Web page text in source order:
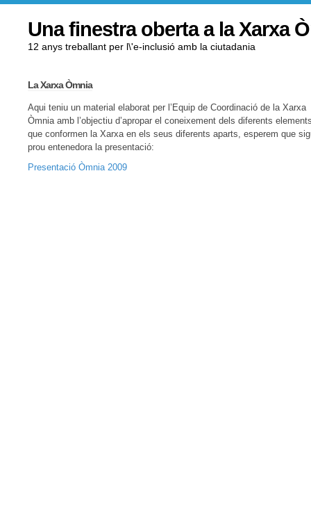
Una finestra oberta a la Xarxa
12 anys treballant per l\'e-inclusió amb la ciutadania
La Xarxa Òmnia
Aqui teniu un material elaborat per l’Equip de Coordinació de la Xarxa
Òmnia amb l’objectiu d’apropar el coneixement dels diferents
que conformen la Xarxa en els seus diferents aparts, esperem que
prou entenedora la presentació:
Presentació Òmnia 2009